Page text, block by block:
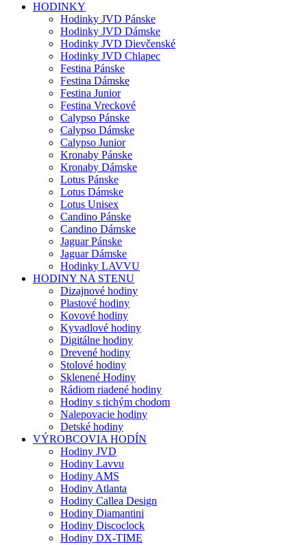
HODINKY
Hodinky JVD Pánske
Hodinky JVD Dámske
Hodinky JVD Dievčenské
Hodinky JVD Chlapec
Festina Pánske
Festina Dámske
Festina Junior
Festina Vreckové
Calypso Pánske
Calypso Dámske
Calypso Junior
Kronaby Pánske
Kronaby Dámske
Lotus Pánske
Lotus Dámske
Lotus Unisex
Candino Pánske
Candino Dámske
Jaguar Pánske
Jaguar Dámske
Hodinky LAVVU
HODINY NA STENU
Dizajnové hodiny
Plastové hodiny
Kovové hodiny
Kyvadlové hodiny
Digitálne hodiny
Drevené hodiny
Stolové hodiny
Sklenené Hodiny
Rádiom riadené hodiny
Hodiny s tichým chodom
Nalepovacie hodiny
Detské hodiny
VÝROBCOVIA HODÍN
Hodiny JVD
Hodiny Lavvu
Hodiny AMS
Hodiny Atlanta
Hodiny Callea Design
Hodiny Diamantini
Hodiny Discoclock
Hodiny DX-TIME